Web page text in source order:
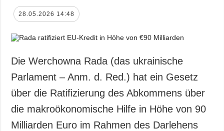
Krieg
der Ukraine
Politik
Wirtschaft
Militär
Gesellschaft und
services
Vertraulichkeit
und zum Schutz
Daten
28.05.2026 14:48
Die Werchowna Rada (das ukrainische
Parlament – Anm. d. Red.) hat ein Gesetz
über die Ratifizierung des Abkommens über
die makroökonomische Hilfe in Höhe von 90
Milliarden Euro im Rahmen des Darlehens